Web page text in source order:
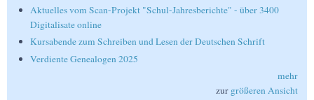
Aktuelles vom Scan-Projekt "Schul-Jahresberichte" - über 3400
Digitalisate online
Kursabende zum Schreiben und Lesen der Deutschen Schrift
Verdiente Genealogen 2025
mehr
zur größeren Ansicht